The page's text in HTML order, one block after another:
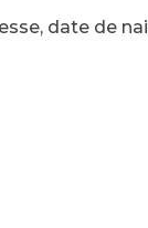
date de